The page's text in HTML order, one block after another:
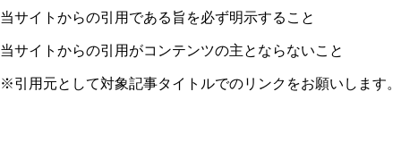
当サイトからの引用である旨を必ず明示すること
当サイトからの引用がコンテンツの主とならないこと
※引用元として対象記事タイトルでのリンクをお願いします。